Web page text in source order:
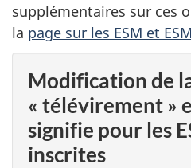
supplémentaires sur ces
la page sur les ESM et
Modification de
« télévirement »
signifie pour les
inscrites